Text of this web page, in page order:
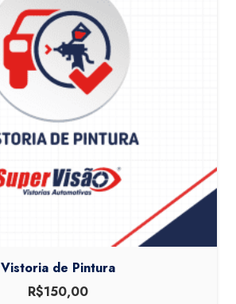
Vistoria de Pintura
R$150,00